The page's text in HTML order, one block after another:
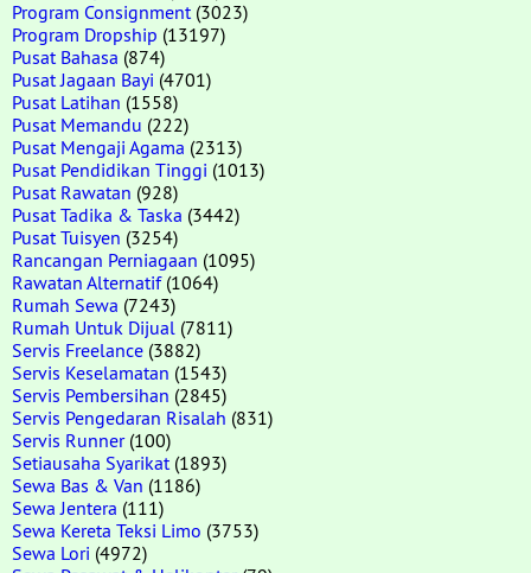
Program Consignment (3023)
Program Dropship (13197)
Pusat Bahasa (874)
Pusat Jagaan Bayi (4701)
Pusat Latihan (1558)
Pusat Memandu (222)
Pusat Mengaji Agama (2313)
Pusat Pendidikan Tinggi (1013)
Pusat Rawatan (928)
Pusat Tadika & Taska (3442)
Pusat Tuisyen (3254)
Rancangan Perniagaan (1095)
Rawatan Alternatif(1064)
Rumah Sewa (7243)
Rumah Untuk Dijual (7811)
Servis Freelance (3882)
Servis Keselamatan (1543)
Servis Pembersihan (2845)
Servis Pengedaran Risalah (831)
Servis Runner(100)
Setiausaha Syarikat (1893)
Sewa Bas & Van (1186)
Sewa Jentera (111)
Sewa Kereta Teksi Limo (3753)
Sewa Lori (4972)